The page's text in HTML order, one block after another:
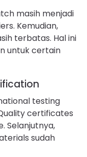
masih menjadi
Kemudian,
terbatas. Hal ini
untuk certain
testing
certificates
Selanjutnya,
sudah